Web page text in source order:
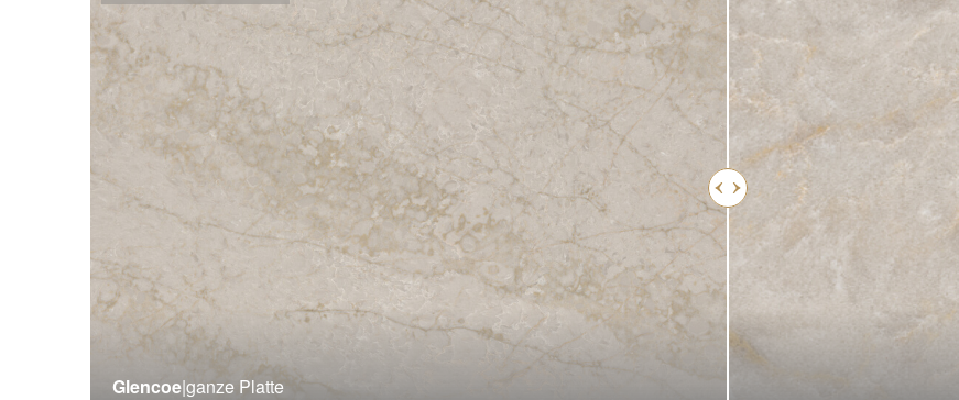
Glencoe|ganze Platte